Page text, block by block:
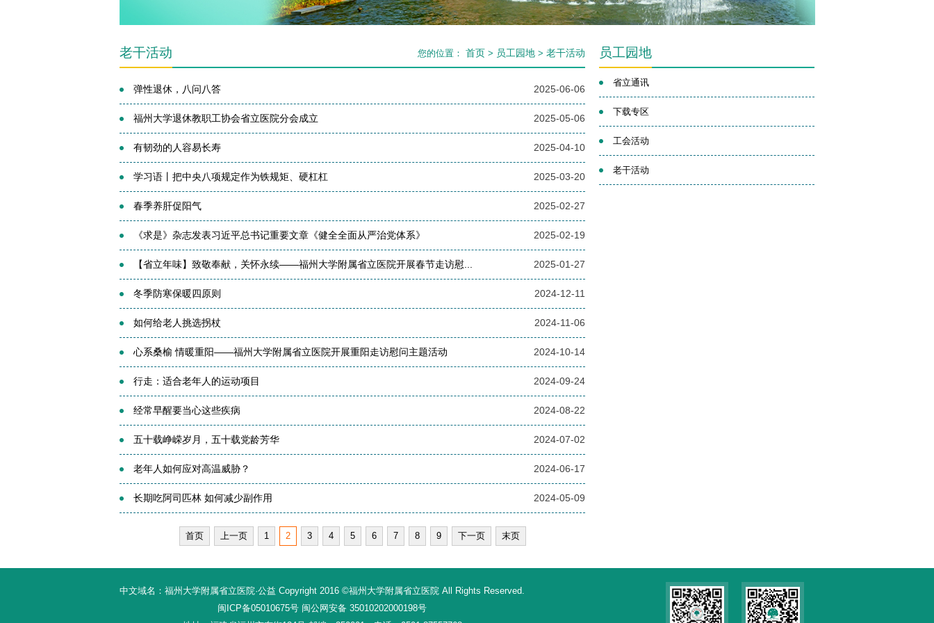
老干活动 您的位置： 首页 > 员工园地 > 老干活动
弹性退休，八问八答 2025-06-06
福州大学退休教职工协会省立医院分会成立 2025-05-06
有韧劲的人容易长寿 2025-04-10
学习语丨把中央八项规定作为铁规矩、硬杠杠 2025-03-20
春季养肝促阳气 2025-02-27
《求是》杂志发表习近平总书记重要文章《健全全面从严治党体系》 2025-02-19
【省立年味】致敬奉献，关怀永续——福州大学附属省立医院开展春节走访慰... 2025-01-27
冬季防寒保暖四原则 2024-12-11
如何给老人挑选拐杖 2024-11-06
心系桑榆 情暖重阳——福州大学附属省立医院开展重阳走访慰问主题活动 2024-10-14
行走：适合老年人的运动项目 2024-09-24
经常早醒要当心这些疾病 2024-08-22
五十载峥嵘岁月，五十载党龄芳华 2024-07-02
老年人如何应对高温威胁？ 2024-06-17
长期吃阿司匹林 如何减少副作用 2024-05-09
首页 上一页 1 2 3 4 5 6 7 8 9 下一页 末页
员工园地
省立通讯
下载专区
工会活动
老干活动
中文域名：福州大学附属省立医院·公益 Copyright 2016 ©福州大学附属省立医院 All Rights Reserved.
闽ICP备05010675号 闽公网安备 35010202000198号